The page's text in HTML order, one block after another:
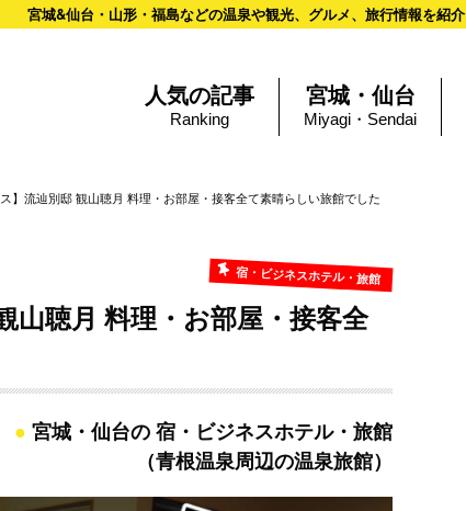
宮城&仙台・山形・福島などの温泉や観光、グルメ、旅行情報を紹介
人気の記事
Ranking
宮城・仙台
Miyagi・Sendai
ス】流辿別邸 観山聴月 料理・お部屋・接客全て素晴らしい旅館でした
宿・ビジネスホテル・旅館
山聴月 料理・お部屋・接客全
宮城・仙台の 宿・ビジネスホテル・旅館
（青根温泉周辺の温泉旅館）